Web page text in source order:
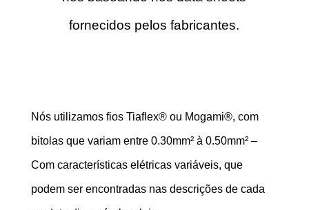
fornecidos pelos fabricantes.
Nós utilizamos fios Tiaflex® ou Mogami®, com
bitolas que variam entre 0.30mm² à 0.50mm² –
Com características elétricas variáveis, que
podem ser encontradas nas descrições de cada